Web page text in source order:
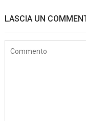
LASCIA UN